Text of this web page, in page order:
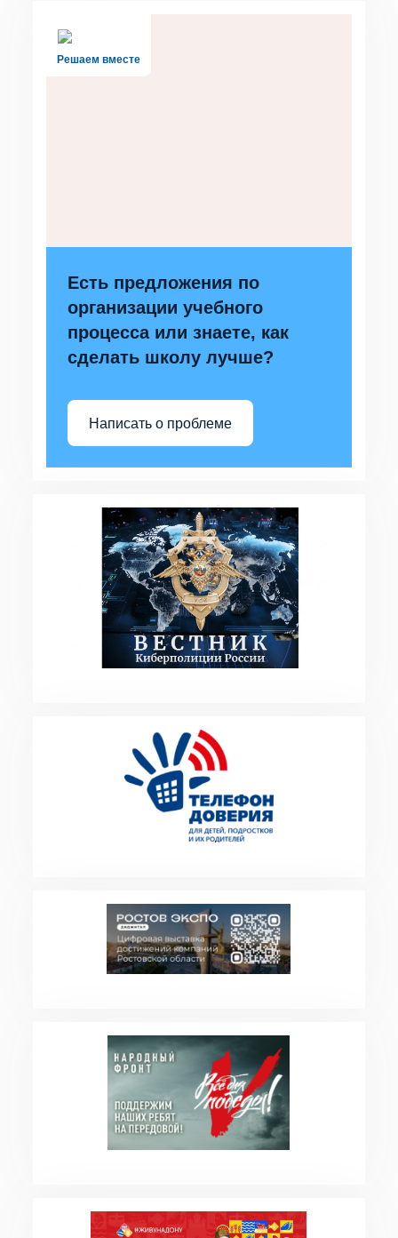
Решаем вместе
Есть предложения по
организации учебного
процесса или знаете, как
сделать школу лучше?
Написать о проблеме